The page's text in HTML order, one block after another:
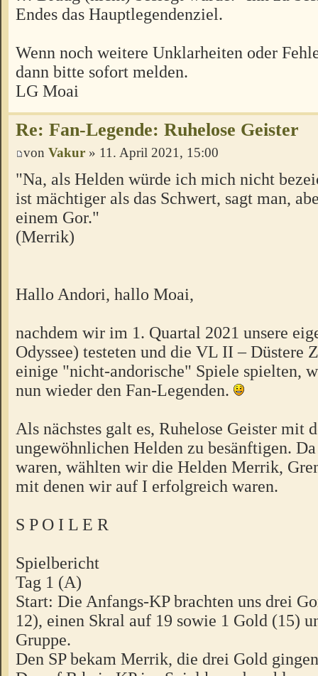
Endes das Hauptlegendenziel.
Wenn noch weitere Unklarheiten oder
dann bitte sofort melden.
LG Moai
Re: Fan-Legende: Ruhelose Geister
von Vakur » 11. April 2021, 15:00
"Na, als Helden würde ich mich nicht
ist mächtiger als das Schwert, sagt man,
einem Gor."
(Merrik)
Hallo Andori, hallo Moai,
nachdem wir im 1. Quartal 2021 unsere
Odyssee) testeten und die VL II – Düstere
einige "nicht-andorische" Spiele spielten,
nun wieder den Fan-Legenden.
Als nächstes galt es, Ruhelose Geister mit
ungewöhnlichen Helden zu besänftigen.
waren, wählten wir die Helden Merrik,
mit denen wir auf I erfolgreich waren.
S P O I L E R
Spielbericht
Tag 1 (A)
Start: Die Anfangs-KP brachten uns drei
12), einen Skral auf 19 sowie 1 Gold (15)
Gruppe.
Den SP bekam Merrik, die drei Gold